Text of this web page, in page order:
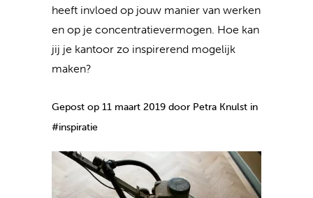
heeft invloed op jouw manier van werken
en op je concentratievermogen. Hoe kan
jij je kantoor zo inspirerend mogelijk
maken?
Gepost op 11 maart 2019 door Petra Knulst in
#inspiratie